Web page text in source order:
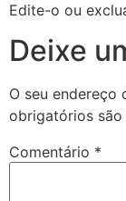
Edite-o ou
Deixe
O seu endereço
obrigatórios
Comentário *